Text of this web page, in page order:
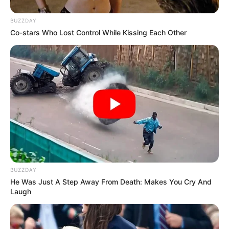
Agama: Kristen
Tinggi Badan: 165 cm
Orang Tua: Yomary Rosado Marrero (Ibu)
Saudara: Jose Ginés Rosado, Yoidaliz Sarduy Rosado
Istri: Taina Marie Meléndez
Anak: Sofía Ozuna Meléndez; Juan Andrés Ozuna Meléndez
Profesi: Penyanyi, Rapper
Hobi: –
Facebook:@Ozuna
Twitter:@ozuna
Instagram:@ozuna
YouTube:
Ozuna Official
BUZZDAY
Co-stars Who Lost Control While Kissing Each Other
BUZZDAY
He Was Just A Step Away From Death: Makes You Cry And
Laugh